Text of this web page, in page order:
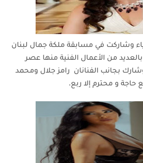
وشاركت في مسابقة ملكة جمال لبنان
وشارك بالعديد من الأعمال الفنية منها عصر
بجانب الفنانان رامز جلال ومحمد
و محترم إلا ربع.